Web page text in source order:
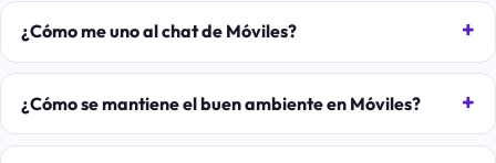
¿Cómo me uno al chat de Móviles?
¿Cómo se mantiene el buen ambiente en Móviles?